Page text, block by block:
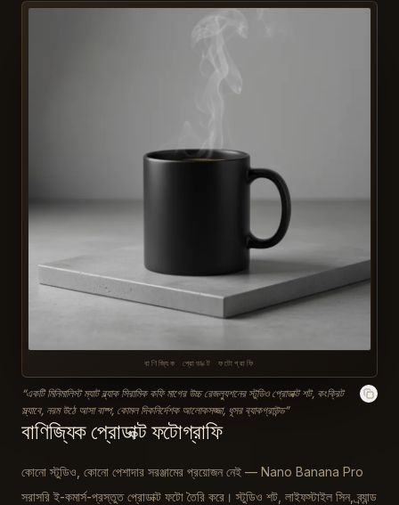
বাণিজ্যিক প্রোডাক্ট ফটোগ্রাফি
“একটি মিনিমালিস্ট ম্যাট ব্ল্যাক সিরামিক কফি মাগের উচ্চ রেজল্যুশনের স্টুডিও প্রোডাক্ট শট, কংক্রিট
স্ল্যাবে, নরম উঠে আসা বাষ্প, কোমল দিকনির্দেশক আলোকসজ্জা, ধূসর ব্যাকগ্রাউন্ড”
বাণিজ্যিক প্রোডাক্ট ফটোগ্রাফি
কোনো স্টুডিও, কোনো পেশাদার সরঞ্জামের প্রয়োজন নেই — Nano Banana Pro
সরাসরি ই-কমার্স-প্রস্তুত প্রোডাক্ট ফটো তৈরি করে। স্টুডিও শট, লাইফস্টাইল সিন, ব্র্যান্ড